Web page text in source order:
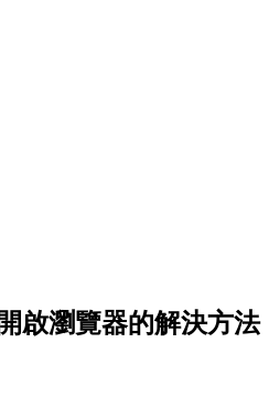
啟瀏覽器的解決方法